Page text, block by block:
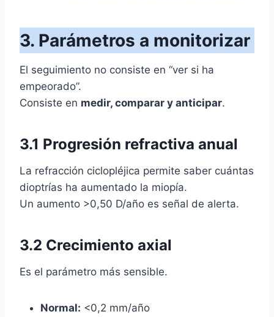
3. Parámetros a monitorizar
El seguimiento no consiste en “ver si ha
empeorado”.
Consiste en medir, comparar y anticipar.
3.1 Progresión refractiva anual
La refracción ciclopléjica permite saber cuántas
dioptrías ha aumentado la miopía.
Un aumento >0,50 D/año es señal de alerta.
3.2 Crecimiento axial
Es el parámetro más sensible.
Normal: <0,2 mm/año